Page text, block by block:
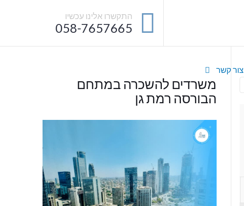
התקשרו אלינו עכשיו
058-7657665
צור קשר
משרדים להשכרה במתחם
הבורסה רמת גן